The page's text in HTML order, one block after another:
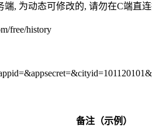
端, 为动态可修改的, 请勿在C端直
free/history
备注（示例）